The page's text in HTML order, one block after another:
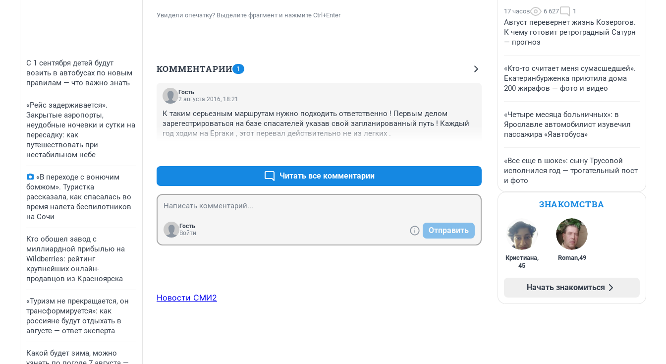
С 1 сентября детей будут
возить в автобусах по новым
правилам — что важно знать
«Рейс задерживается».
Закрытые аэропорты,
неудобные ночевки и сутки на
пересадку: как
путешествовать при
нестабильном небе
«В переходе с вонючим
бомжом». Туристка
рассказала, как спасалась во
время налета беспилотников
на Сочи
Кто обошел завод с
миллиардной прибылью на
Wildberries: рейтинг
крупнейших онлайн-
продавцов из Красноярска
«Туризм не прекращается, он
трансформируется»: как
россияне будут отдыхать в
августе — ответ эксперта
Какой будет зима, можно
Увидели опечатку? Выделите фрагмент и нажмите Ctrl+Enter
КОММЕНТАРИИ 1
Гость
2 августа 2016, 18:21
К таким серьезным маршрутам нужно подходить ответственно ! Первым делом
зарегестрироваться на базе спасателей указав свой запланированный путь ! Каждый
год ходим на Ергаки , этот перевал действительно не из легких .
Читать все комментарии
Гость
Войти
Отправить
Новости СМИ2
17 часов 6 627 1
Август перевернет жизнь Козерогов.
К чему готовит ретроградный Сатурн
— прогноз
«Кто-то считает меня сумасшедшей».
Екатеринбурженка приютила дома
200 жирафов — фото и видео
«Четыре месяца больничных»: в
Ярославле автомобилист изувечил
пассажира «Яавтобуса»
«Все еще в шоке»: сыну Трусовой
исполнился год — трогательный пост
и фото
ЗНАКОМСТВА
Кристиана,
45
Roman,49
Начать знакомиться